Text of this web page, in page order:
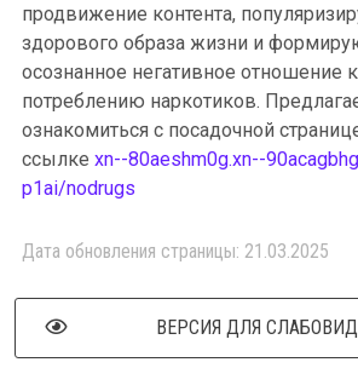
продвижение контента,
здорового образа жизни и
осознанное негативное отношение
потреблению наркотиков.
ознакомиться с посадочной
ссылке xn--80aeshm0g.xn--
p1ai/nodrugs
Дата обновления страницы: 21.03.2025
ВЕРСИЯ ДЛЯ